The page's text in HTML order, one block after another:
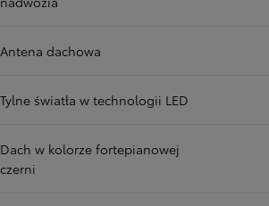
Antena dachowa
Tylne światła w technologii LED
Dach w kolorze fortepianowej
czerni